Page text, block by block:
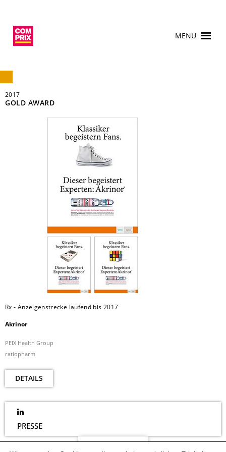
MENU
2017
GOLD AWARD
Rx - Anzeigenstrecke laufend bis 2017
Akrinor
PEIX Health Group
ratiopharm
DETAILS
PRESSE